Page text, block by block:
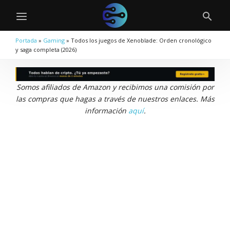
Portada » Gaming » Todos los juegos de Xenoblade: Orden cronológico
y saga completa (2026)
Somos afiliados de Amazon y recibimos una comisión por
las compras que hagas a través de nuestros enlaces. Más
información aquí.